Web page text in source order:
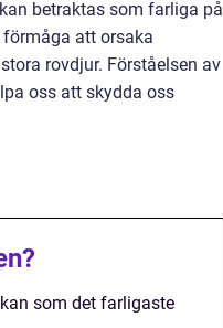
betraktas som farliga på
att orsaka
rovdjur. Förståelsen av
oss att skydda oss
som det farligaste